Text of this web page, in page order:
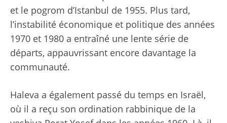
et le pogrom d’Istanbul de 1955. Plus tard,
l’instabilité économique et politique des années
1970 et 1980 a entraîné une lente série de
départs, appauvrissant encore davantage la
communauté.
Haleva a également passé du temps en Israël,
où il a reçu son ordination rabbinique de la